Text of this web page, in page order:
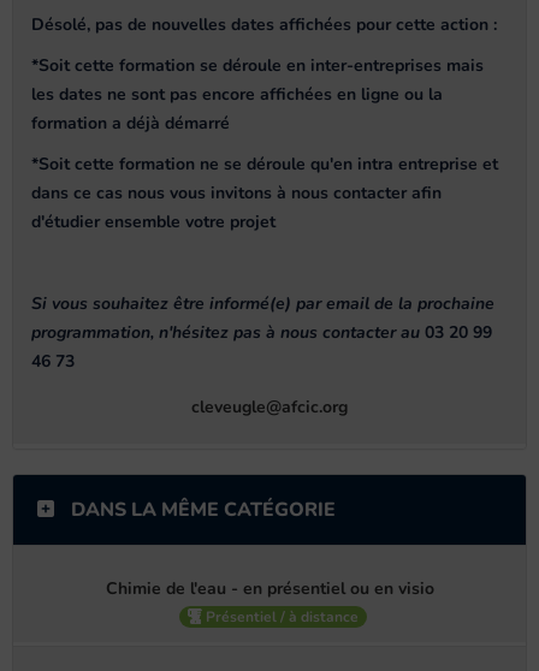
Désolé, pas de nouvelles dates affichées pour cette action :
*Soit cette formation se déroule en inter-entreprises mais
les dates ne sont pas encore affichées en ligne ou la
formation a déjà démarré
*Soit cette formation ne se déroule qu'en intra entreprise et
dans ce cas nous vous invitons à nous contacter afin
d'étudier ensemble votre projet
Si vous souhaitez être informé(e) par email de la prochaine
programmation, n'hésitez pas à nous contacter au 03 20 99
46 73
cleveugle@afcic.org
DANS LA MÊME CATÉGORIE
Chimie de l'eau - en présentiel ou en visio
Présentiel / à distance